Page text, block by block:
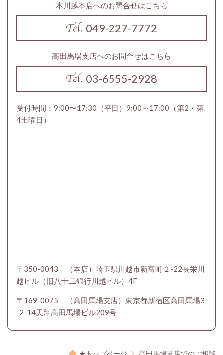
本川越本店へのお問合せはこちら
049-227-7772
高田馬場支店へのお問合せはこちら
03-6555-2928
受付時間：9:00〜17:30（平日）9:00～17:00（第2・第
4土曜日）
〒350-0043 （本店）埼玉県川越市新富町２-22長栄川
越ビル（旧八十二銀行川越ビル）4F
〒169-0075 （高田馬場支店）東京都新宿区高田馬場3
-2-14天翔高田馬場ビル209号
★トップページ 高田馬場支店でのご相談